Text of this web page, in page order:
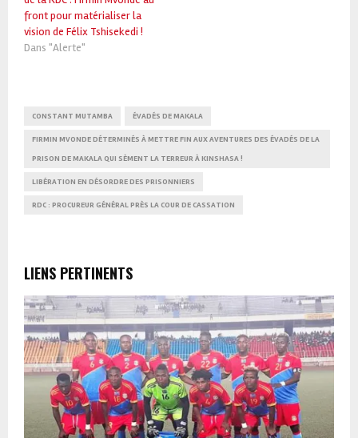
front pour matérialiser la
vision de Félix Tshisekedi !
Dans "Alerte"
CONSTANT MUTAMBA ÉVADÉS DE MAKALA
FIRMIN MVONDE DÉTERMINÉS À METTRE FIN AUX AVENTURES DES ÉVADÉS DE LA
PRISON DE MAKALA QUI SÈMENT LA TERREUR À KINSHASA !
LIBÉRATION EN DÉSORDRE DES PRISONNIERS
RDC : PROCUREUR GÉNÉRAL PRÈS LA COUR DE CASSATION
LIENS PERTINENTS